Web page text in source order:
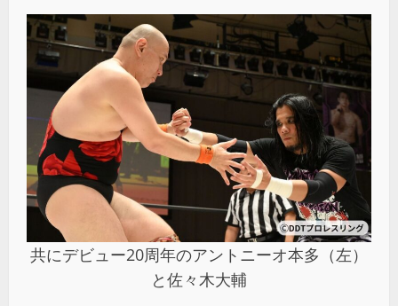
共にデビュー20周年のアントニーオ本多（左）
と佐々木大輔